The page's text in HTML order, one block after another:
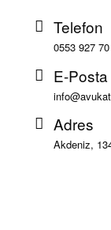
Telefon
0553 927
E-Posta
Adres
Akdeniz,